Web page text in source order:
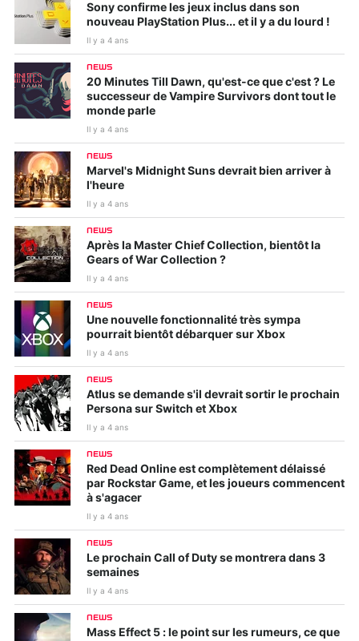
Sony confirme les jeux inclus dans son
nouveau PlayStation Plus... et il y a du lourd !
Il y a 4 ans
NEWS
20 Minutes Till Dawn, qu'est-ce que c'est ? Le
successeur de Vampire Survivors dont tout le
monde parle
Il y a 4 ans
NEWS
Marvel's Midnight Suns devrait bien arriver à
l'heure
Il y a 4 ans
NEWS
Après la Master Chief Collection, bientôt la
Gears of War Collection ?
Il y a 4 ans
NEWS
Une nouvelle fonctionnalité très sympa
pourrait bientôt débarquer sur Xbox
Il y a 4 ans
NEWS
Atlus se demande s'il devrait sortir le prochain
Persona sur Switch et Xbox
Il y a 4 ans
NEWS
Red Dead Online est complètement délaissé
par Rockstar Game, et les joueurs commencent
à s'agacer
Il y a 4 ans
NEWS
Le prochain Call of Duty se montrera dans 3
semaines
Il y a 4 ans
NEWS
Mass Effect 5 : le point sur les rumeurs, ce que